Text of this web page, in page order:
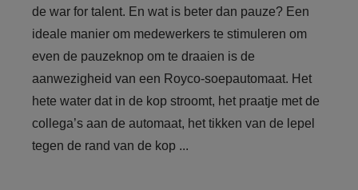
de war for talent. En wat is beter dan pauze? Een
ideale manier om medewerkers te stimuleren om
even de pauzeknop om te draaien is de
aanwezigheid van een Royco-soepautomaat. Het
hete water dat in de kop stroomt, het praatje met de
collega’s aan de automaat, het tikken van de lepel
tegen de rand van de kop ...